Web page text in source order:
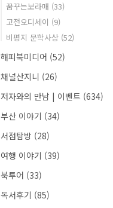
꿈꾸는보라매 (33)
고전오디세이 (9)
비평지 문학사상 (52)
해피북미디어 (52)
채널산지니 (26)
저자와의 만남 | 이벤트 (634)
부산 이야기 (34)
서점탐방 (28)
여행 이야기 (39)
북투어 (33)
독서후기 (85)